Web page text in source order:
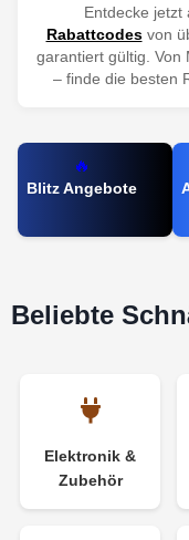
Entdecke jetzt
Rabattcodesvon
garantiert gültig. Von
– finde die besten
🔥
Blitz Angebote
Beliebte
Elektronik &
Zubehör